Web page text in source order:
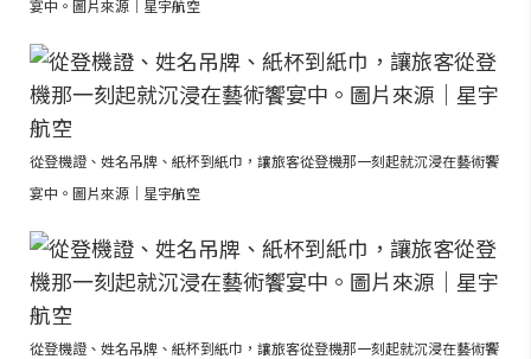
宴中。圖片來源｜星宇航空
從登機證、姓名吊牌、紙杯到紙巾，讓旅客從登機那一刻起就沉浸在藝術饗
宴中。圖片來源｜星宇航空
從登機證、姓名吊牌、紙杯到紙巾，讓旅客從登機那一刻起就沉浸在藝術饗